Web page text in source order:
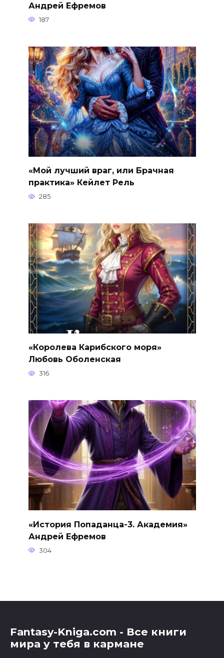
Андрей Ефремов
187
«Мой лучший враг, или Брачная
практика» Кейлет Рель
285
«Королева Карибского моря»
Любовь Оболенская
316
«История Попаданца-3. Академия»
Андрей Ефремов
304
Fantasy-Kniga.com - Все книги
мира у тебя в кармане